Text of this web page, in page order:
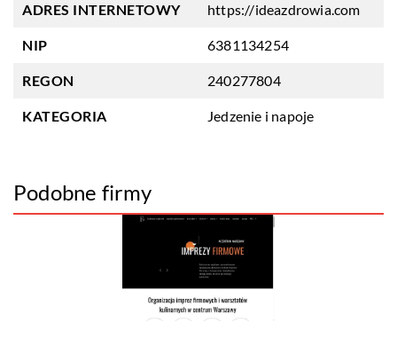
ADRES INTERNETOWY https://ideazdrowia.com
NIP 6381134254
REGON 240277804
KATEGORIA Jedzenie i napoje
Podobne firmy